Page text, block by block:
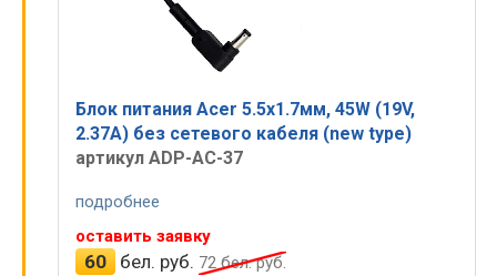
Блок питания Acer 5.5x1.7мм, 45W (19V,
2.37A) без сетевого кабеля (new type)
артикул ADP-AC-37
подробнее
оставить заявку
60 бел. руб. 72бел. руб.
2004-2026. Все права защищены.
Оказание услугЧУП ЦарикСУНП 190929577
, г.Минск, ул.Чичерина, 21
+375 29 334-94-99
27.566109